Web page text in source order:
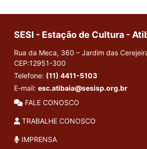
SESI - Estação de Cultura -
Rua da Meca, 360 – Jardim das
CEP:12951-300
Telefone: (11) 4411-5103
E-mail: esc.atibaia@sesisp.org.br
FALE CONOSCO
TRABALHE CONOSCO
IMPRENSA